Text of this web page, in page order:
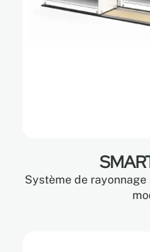
Système de